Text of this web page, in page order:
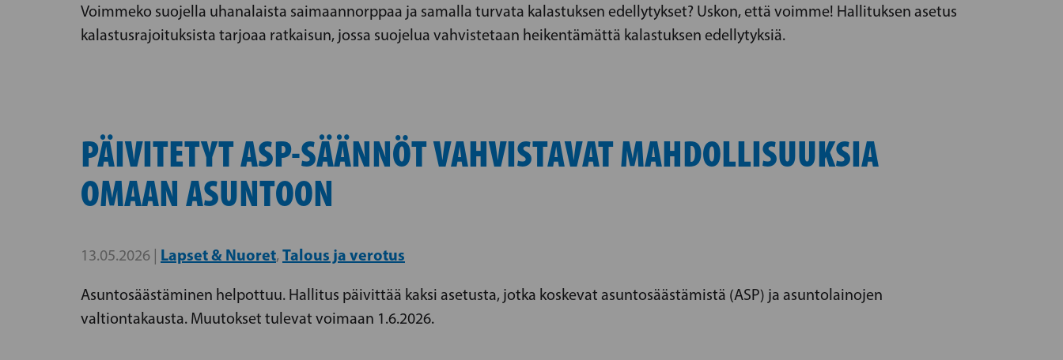
Voimmeko suojella uhanalaista saimaannorppaa ja samalla turvata kalastuksen edellytykset? Uskon, että voimme! Hallituksen asetus
kalastusrajoituksista tarjoaa ratkaisun, jossa suojelua vahvistetaan heikentämättä kalastuksen edellytyksiä.
PÄIVITETYT ASP-SÄÄNNÖT VAHVISTAVAT MAHDOLLISUUKSIA
OMAAN ASUNTOON
13.05.2026 | Lapset & Nuoret, Talous ja verotus
Asuntosäästäminen helpottuu. Hallitus päivittää kaksi asetusta, jotka koskevat asuntosäästämistä (ASP) ja asuntolainojen
valtiontakausta. Muutokset tulevat voimaan 1.6.2026.